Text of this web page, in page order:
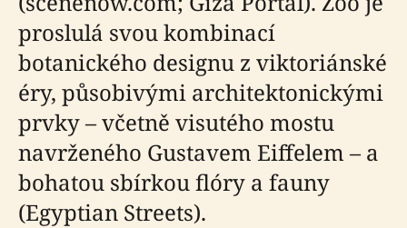
proslulá svou kombinací
botanického designu z viktoriánské
éry, působivými architektonickými
prvky – včetně visutého mostu
navrženého Gustavem Eiffelem – a
bohatou sbírkou flóry a fauny
(Egyptian Streets).